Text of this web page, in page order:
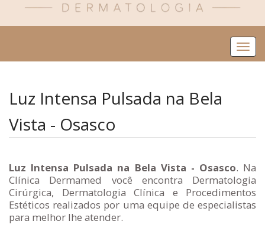
Luz Intensa Pulsada na Bela
Vista - Osasco
Luz Intensa Pulsada na Bela Vista - Osasco. Na
Clínica Dermamed você encontra Dermatologia
Cirúrgica, Dermatologia Clínica e Procedimentos
Estéticos realizados por uma equipe de especialistas
para melhor lhe atender.